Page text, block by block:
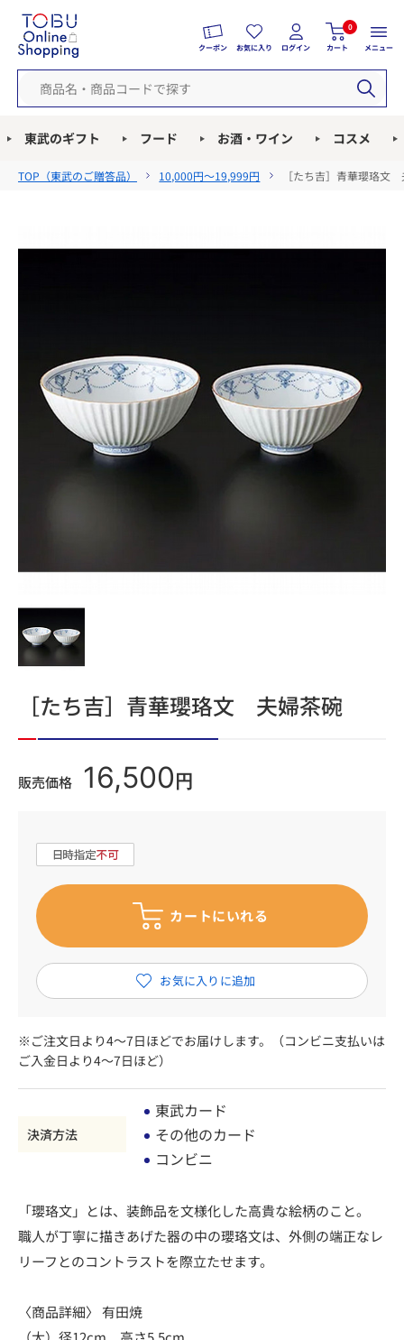
クーポン お気に入り ログイン
0
カート メニュー
東武のギフト フード お酒・ワイン コスメ
TOP（東武のご贈答品） 10,000円～19,999円 ［たち吉］青華瓔珞文
［たち吉］青華瓔珞文 夫婦茶碗
販売価格 16,500 円
※ご注文日より4～7日ほどでお届けします。（コンビニ支払いは
ご入金日より4～7日ほど）
決済方法
東武カード
その他のカード
コンビニ
「瓔珞文」とは、装飾品を文様化した高貴な絵柄のこと。
職人が丁寧に描きあげた器の中の瓔珞文は、外側の端正なレ
リーフとのコントラストを際立たせます。
〈商品詳細〉 有田焼